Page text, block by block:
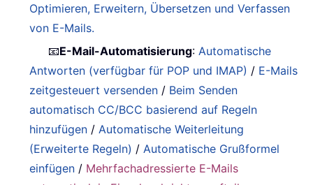
Optimieren, Erweitern, Übersetzen und Verfassen
von E-Mails.
📧E-Mail-Automatisierung: Automatische
Antworten (verfügbar für POP und IMAP) / E-Mails
zeitgesteuert versenden / Beim Senden
automatisch CC/BCC basierend auf Regeln
hinzufügen / Automatische Weiterleitung
(Erweiterte Regeln) / Automatische Grußformel
einfügen / Mehrfachadressierte E-Mails